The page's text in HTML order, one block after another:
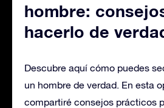
hombre:
hacerlo de
Descubre aquí cómo puedes
un hombre de verdad. En esta
compartiré consejos prácticos